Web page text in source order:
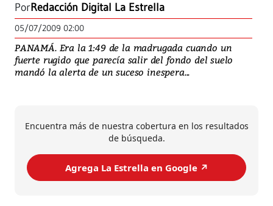
PorRedacción Digital La Estrella
05/07/2009 02:00
PANAMÁ. Era la 1:49 de la madrugada cuando un
fuerte rugido que parecía salir del fondo del suelo
mandó la alerta de un suceso inespera...
Encuentra más de nuestra cobertura en los resultados
de búsqueda.
Agrega La Estrella en Google ↗️